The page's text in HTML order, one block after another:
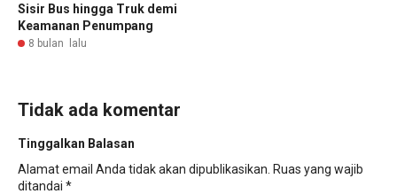
Sisir Bus hingga Truk demi
Keamanan Penumpang
8 bulan lalu
Tidak ada komentar
Tinggalkan Balasan
Alamat email Anda tidak akan dipublikasikan. Ruas yang wajib
ditandai *